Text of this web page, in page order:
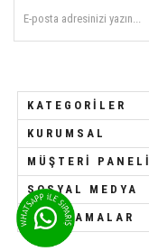
KATEGORILER
KURUMSAL
MÜŞTERI PANELI
SOSYAL MEDYA
UYGULAMALAR